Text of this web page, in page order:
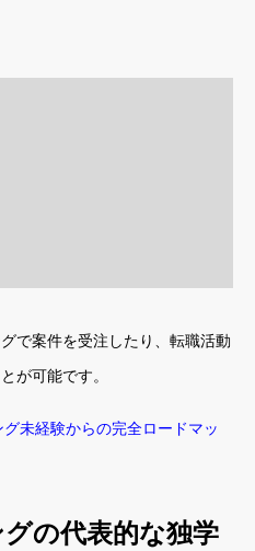
で案件を受注したり、転職活動
が可能です。
未経験からの完全ロードマッ
の代表的な独学